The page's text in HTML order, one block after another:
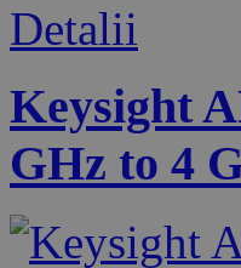
Detalii
Keysight
GHz to 4